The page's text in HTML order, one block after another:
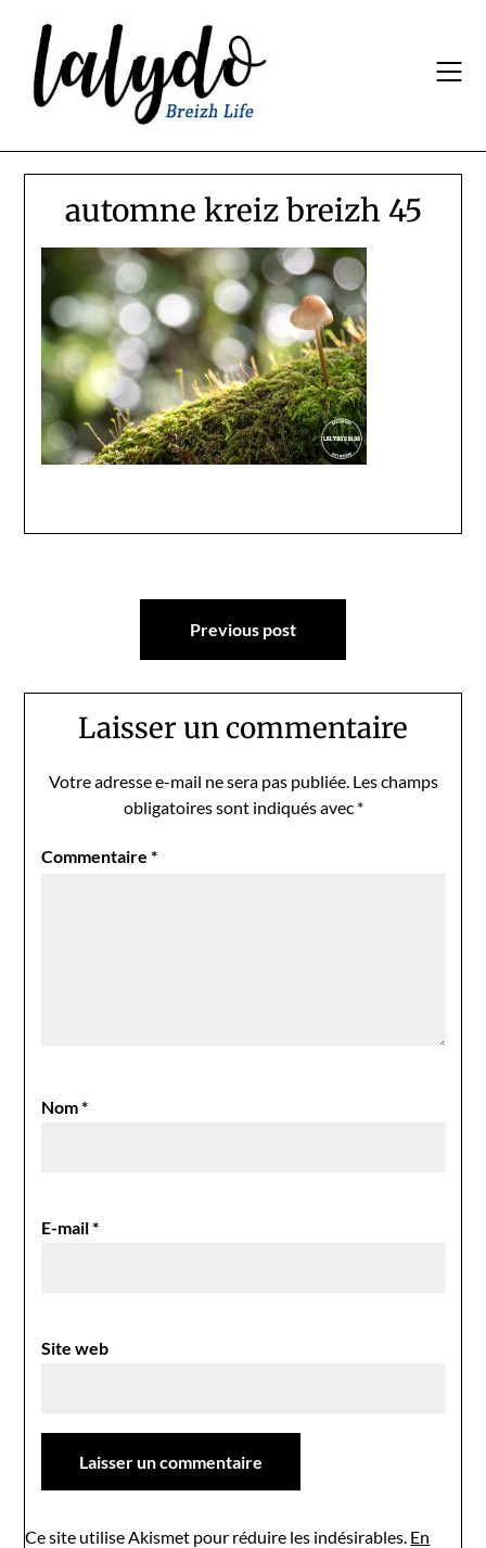
content
automne kreiz breizh 45
Navigation
Previous post
Laisser un commentaire
Votre adresse e-mail ne sera pas publiée. Les champs
obligatoires sont indiqués avec *
Commentaire*
Nom*
E-mail*
Site web
Ce site utilise Akismet pour réduire les indésirables. En